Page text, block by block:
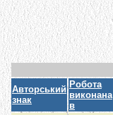
Авторський
знак
Робота
виконана
в